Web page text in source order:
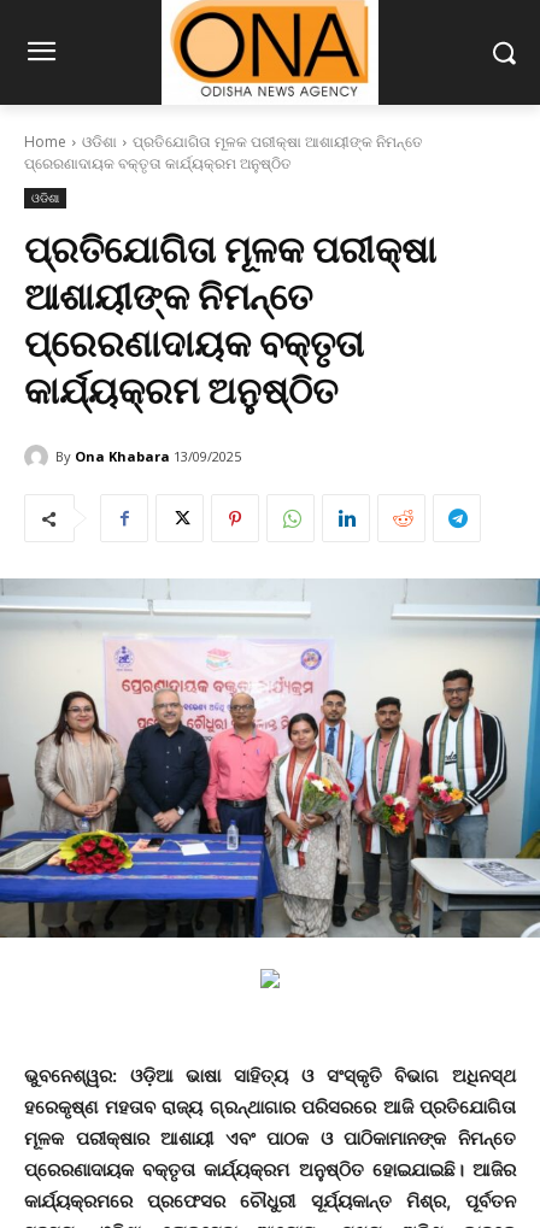
Home ଓଡିଶା
ପ୍ରତିଯୋଗିତା ମୂଳକ ପରୀକ୍ଷା ଆଶାୟୀଙ୍କ ନିମନ୍ତେ
ପ୍ରେରଣାଦାୟକ ବକ୍ତୃତା କାର୍ଯ୍ୟକ୍ରମ ଅନୁଷ୍ଠିତ
ଓଡିଶା
ପ୍ରତିଯୋଗିତା ମୂଳକ ପରୀକ୍ଷା
ଆଶାୟୀଙ୍କ ନିମନ୍ତେ
ପ୍ରେରଣାଦାୟକ ବକ୍ତୃତା
କାର୍ଯ୍ୟକ୍ରମ ଅନୁଷ୍ଠିତ
By Ona Khabara 13/09/2025
ଭୁବନେଶ୍ୱର: ଓଡ଼ିଆ ଭାଷା ସାହିତ୍ୟ ଓ ସଂସ୍କୃତି ବିଭାଗ ଅଧିନସ୍ଥ
ହରେକୃଷ୍ଣ ମହତାବ ରାଜ୍ୟ ଗ୍ରନ୍ଥାଗାର ପରିସରରେ ଆଜି ପ୍ରତିଯୋଗିତା
ମୂଳକ ପରୀକ୍ଷାର ଆଶାୟୀ ଏବଂ ପାଠକ ଓ ପାଠିକାମାନଙ୍କ ନିମନ୍ତେ
ପ୍ରେରଣାଦାୟକ ବକ୍ତୃତା କାର୍ଯ୍ୟକ୍ରମ ଅନୁଷ୍ଠିତ ହୋଇଯାଇଛି। ଆଜିର
କାର୍ଯ୍ୟକ୍ରମରେ ପ୍ରଫେସର ଚୌଧୁରୀ ସୂର୍ଯ୍ୟକାନ୍ତ ମିଶ୍ର, ପୂର୍ବତନ